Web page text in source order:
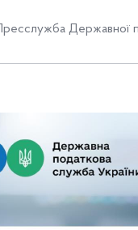
Пресслужба Державної